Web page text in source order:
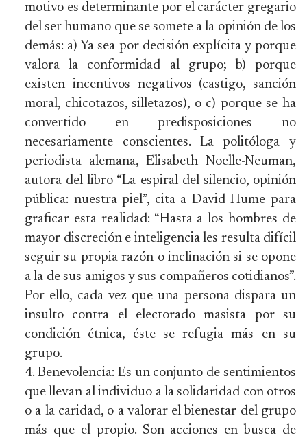
motivo es determinante por el carácter gregario
del ser humano que se somete a la opinión de los
demás: a) Ya sea por decisión explícita y porque
valora la conformidad al grupo; b) porque
existen incentivos negativos (castigo, sanción
moral, chicotazos, silletazos), o c) porque se ha
convertido en predisposiciones no
necesariamente conscientes. La politóloga y
periodista alemana, Elisabeth Noelle-Neuman,
autora del libro “La espiral del silencio, opinión
pública: nuestra piel”, cita a David Hume para
graficar esta realidad: “Hasta a los hombres de
mayor discreción e inteligencia les resulta difícil
seguir su propia razón o inclinación si se opone
a la de sus amigos y sus compañeros cotidianos”.
Por ello, cada vez que una persona dispara un
insulto contra el electorado masista por su
condición étnica, éste se refugia más en su
grupo.
Benevolencia: Es un conjunto de sentimientos
que llevan al individuo a la solidaridad con otros
o a la caridad, o a valorar el bienestar del grupo
más que el propio. Son acciones en busca de